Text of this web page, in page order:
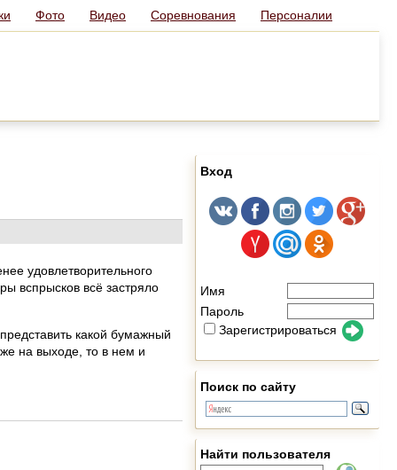
Фото Видео Соревнования Персоналии
удовлетворительного
вспрысков всё застряло
какой бумажный
на выходе, то в нем и
Вход
Имя
Пароль
Зарегистрироваться
Поиск по сайту
Найти пользователя